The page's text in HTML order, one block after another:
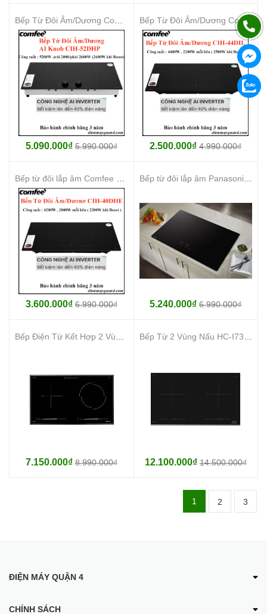
5.090.000₫5.990.000₫
Bếp Từ Đôi Âm/Dương Comfee CIH-44DIL
2.500.000₫4.990.000₫
3.600.000₫6.990.000₫ 5.240.000₫6.990.000₫
7.150.000₫8.990.000₫ 12.100.000₫14.500.000₫
1 2 3
ĐIỆN MÁY QUẬN 4
CHÍNH SÁCH